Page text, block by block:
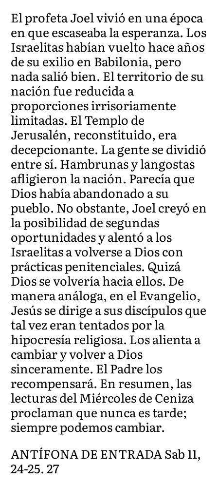
El profeta Joel vivió en una época
en que escaseaba la esperanza. Los
Israelitas habían vuelto hace años
de su exilio en Babilonia, pero
nada salió bien. El territorio de su
nación fue reducida a
proporciones irrisoriamente
limitadas. El Templo de
Jerusalén, reconstituido, era
decepcionante. La gente se dividió
entre sí. Hambrunas y langostas
afligieron la nación. Parecía que
Dios había abandonado a su
pueblo. No obstante, Joel creyó en
la posibilidad de segundas
oportunidades y alentó a los
Israelitas a volverse a Dios con
prácticas penitenciales. Quizá
Dios se volvería hacia ellos. De
manera análoga, en el Evangelio,
Jesús se dirige a sus discípulos que
tal vez eran tentados por la
hipocresía religiosa. Los alienta a
cambiar y volver a Dios
sinceramente. El Padre los
recompensará. En resumen, las
lecturas del Miércoles de Ceniza
proclaman que nunca es tarde;
siempre podemos cambiar.
ANTÍFONA DE ENTRADA Sab 11,
24-25. 27